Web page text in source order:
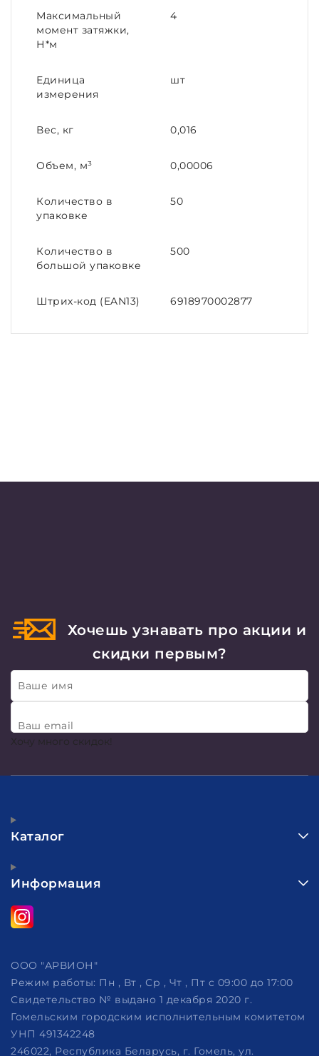
Максимальный
момент затяжки,
Н*м
4
Единица
измерения
шт
Вес, кг 0,016
Объем, м³ 0,00006
Количество в
упаковке
50
Количество в
большой упаковке
500
Штрих-код (EAN13) 6918970002877
Хочешь узнавать про акции и
скидки первым?
Ваше имя
Ваш email
Хочу много скидок!
Каталог
Информация
ООО "АРВИОН"
Режим работы: Пн , Вт , Ср , Чт , Пт c 09:00 до 17:00
Свидетельство № выдано 1 декабря 2020 г.
Гомельским городским исполнительным комитетом
УНП 491342248
246022, Республика Беларусь, г. Гомель, ул.